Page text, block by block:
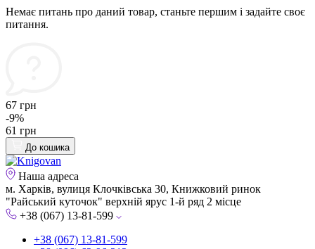
Немає питань про даний товар, станьте першим і задайте своє
питання.
67 грн
-9%
61 грн
До кошика
Наша адреса
м. Харків, вулиця Клочківська 30, Книжковий ринок
"Райський куточок" верхній ярус 1-й ряд 2 місце
+38 (067) 13-81-599
+38 (067) 13-81-599